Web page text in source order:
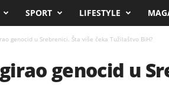
SPORT LIFESTYLE
genocid u Srebrenici. Šta više čeka Tužilaštvo BiH?
genocid u